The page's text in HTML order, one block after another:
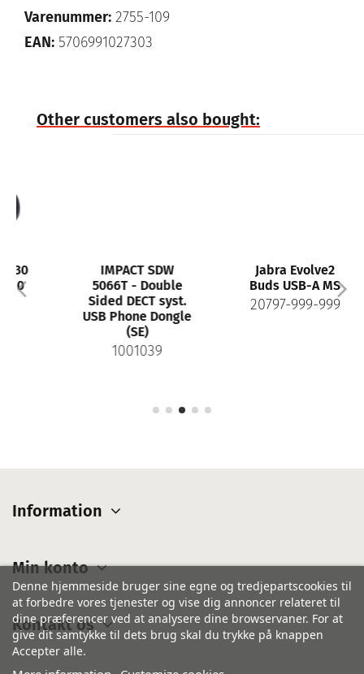
Varenummer: 2755-109
EAN: 5706991027303
Other customers also bought:
IMPACT SDW
5066T - Double
Sided DECT syst.
USB Phone Dongle
1001039
Jabra Evolve2
Buds USB-A MS
20797-999-999
Information
Min konto
Kontakt os
Denne hjemmeside bruger sine egne og tredjepartscookies til
at forbedre vores tjenester og vise dig annoncer relateret til
dine præferencer ved at analysere dine browservaner. For at
give dit samtykke til dets brug skal du trykke på knappen
Accepter alle.